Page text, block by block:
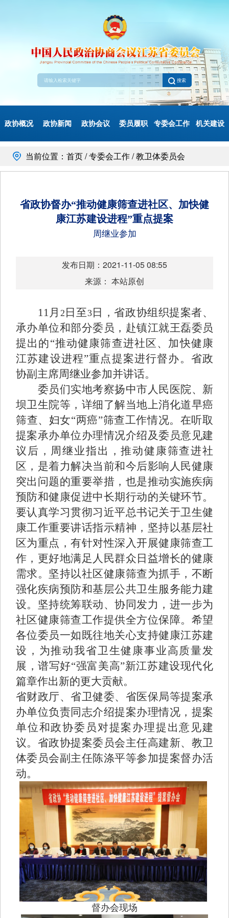
搜索
政协概况 政协新闻 政协会议 委员履职 专委会工作 机关建设
当前位置：首页 / 专委会工作 / 教卫体委员会
省政协督办“推动健康筛查进社区、加快健
康江苏建设进程”重点提案
周继业参加
发布日期：2021-11-05 08:55
来源： 本站原创
11 月 2 日至3日，省政协组织提案者、
承办单位和部分委员，赴镇江就王磊委员
提出的“推动健康筛查进社区、加快健康
江苏建设进程”重点提案进行督办。省政
协副主席周继业参加并讲话。
委员们实地考察扬中市人民医院、新
坝卫生院等，详细了解当地上消化道早癌
筛查、妇女“两癌”筛查工作情况。在听取
提案承办单位办理情况介绍及委员意见建
议后，周继业指出，推动健康筛查进社
区，是着力解决当前和今后影响人民健康
突出问题的重要举措，也是推动实施疾病
预防和健康促进中长期行动的关键环节。
要认真学习贯彻习近平总书记关于卫生健
康工作重要讲话指示精神，坚持以基层社
区为重点，有针对性深入开展健康筛查工
作，更好地满足人民群众日益增长的健康
需求。坚持以社区健康筛查为抓手，不断
强化疾病预防和基层公共卫生服务能力建
设。坚持统筹联动、协同发力，进一步为
社区健康筛查工作提供全方位保障。希望
各位委员一如既往地关心支持健康江苏建
设，为推动我省卫生健康事业高质量发
展，谱写好“强富美高”新江苏建设现代化
篇章作出新的更大贡献。
省财政厅、省卫健委、省医保局等提案承
办单位负责同志介绍提案办理情况，提案
单位和政协委员对提案办理提出意见建
议。省政协提案委员会主任高建新、教卫
体委员会副主任陈涤平等参加提案督办活
动。
督办会现场